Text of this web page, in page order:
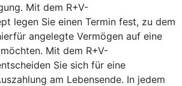
Mit dem R+V-
legen Sie einen Termin fest, zu dem
angelegte Vermögen auf eine
Mit dem R+V-
Sie sich für eine
am Lebensende. In jedem